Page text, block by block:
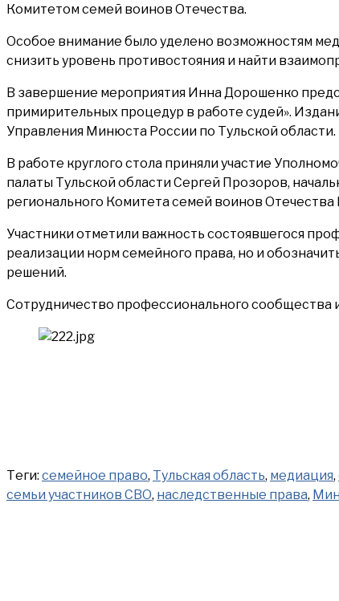
Комитетом семей воинов Отечества.
Особое внимание было уделено возможностям
снизить уровень противостояния и найти
В завершение мероприятия Инна Дорошенко
примирительных процедур в работе судей».
Управления Минюста России по Тульской области.
В работе круглого стола приняли участие
палаты Тульской области Сергей Прозоров,
регионального Комитета семей воинов
Участники отметили важность состоявшегося
реализации норм семейного права, но и
решений.
Сотрудничество профессионального сообщества
Теги: семейное право, Тульская область, медиация,
семьи участников СВО, наследственные права,